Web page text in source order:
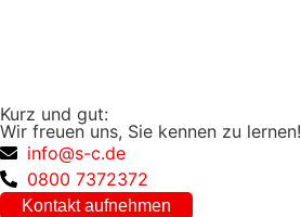
Kurz und gut:
Wir freuen uns, Sie kennen zu lernen!
info@s-c.de
0800 7372372
Kontakt aufnehmen